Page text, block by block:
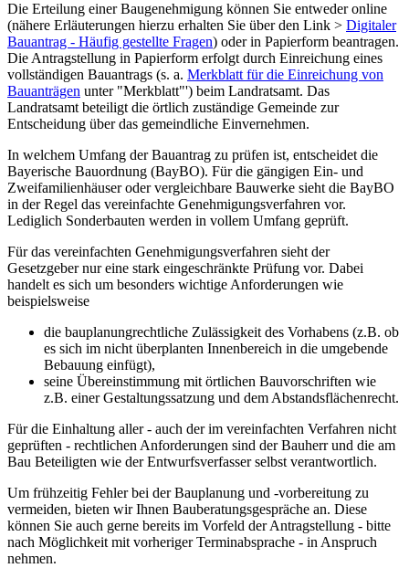
Die Erteilung einer Baugenehmigung können Sie entweder online
(nähere Erläuterungen hierzu erhalten Sie über den Link > Digitaler
Bauantrag - Häufig gestellte Fragen) oder in Papierform beantragen.
Die Antragstellung in Papierform erfolgt durch Einreichung eines
vollständigen Bauantrags (s. a. Merkblatt für die Einreichung von
Bauanträgen unter "Merkblatt"') beim Landratsamt. Das
Landratsamt beteiligt die örtlich zuständige Gemeinde zur
Entscheidung über das gemeindliche Einvernehmen.
In welchem Umfang der Bauantrag zu prüfen ist, entscheidet die
Bayerische Bauordnung (BayBO). Für die gängigen Ein- und
Zweifamilienhäuser oder vergleichbare Bauwerke sieht die BayBO
in der Regel das vereinfachte Genehmigungsverfahren vor.
Lediglich Sonderbauten werden in vollem Umfang geprüft.
Für das vereinfachten Genehmigungsverfahren sieht der
Gesetzgeber nur eine stark eingeschränkte Prüfung vor. Dabei
handelt es sich um besonders wichtige Anforderungen wie
beispielsweise
die bauplanungrechtliche Zulässigkeit des Vorhabens (z.B. ob
es sich im nicht überplanten Innenbereich in die umgebende
Bebauung einfügt),
seine Übereinstimmung mit örtlichen Bauvorschriften wie
z.B. einer Gestaltungssatzung und dem Abstandsflächenrecht.
Für die Einhaltung aller - auch der im vereinfachten Verfahren nicht
geprüften - rechtlichen Anforderungen sind der Bauherr und die am
Bau Beteiligten wie der Entwurfsverfasser selbst verantwortlich.
Um frühzeitig Fehler bei der Bauplanung und -vorbereitung zu
vermeiden, bieten wir Ihnen Bauberatungsgespräche an. Diese
können Sie auch gerne bereits im Vorfeld der Antragstellung - bitte
nach Möglichkeit mit vorheriger Terminabsprache - in Anspruch
nehmen.